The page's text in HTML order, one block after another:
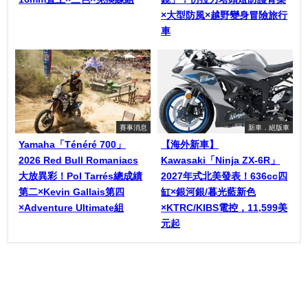
×大型防風×越野變身冒險旅行
車
賽事消息
Yamaha「Ténéré 700」
2026 Red Bull Romaniacs
大放異彩！Pol Tarrés總成績
第二×Kevin Gallais第四
×Adventure Ultimate組
新車．絕版車
【海外新車】
Kawasaki「Ninja ZX-6R」
2027年式北美發表！636cc四
缸×銀河銀/暮光藍新色
×KTRC/KIBS電控，11,599美
元起